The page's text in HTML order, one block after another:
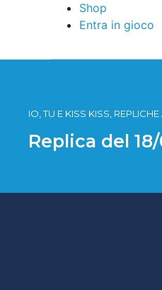
Shop
Entra in gioco
IO, TU E KISS KISS,
Replica del